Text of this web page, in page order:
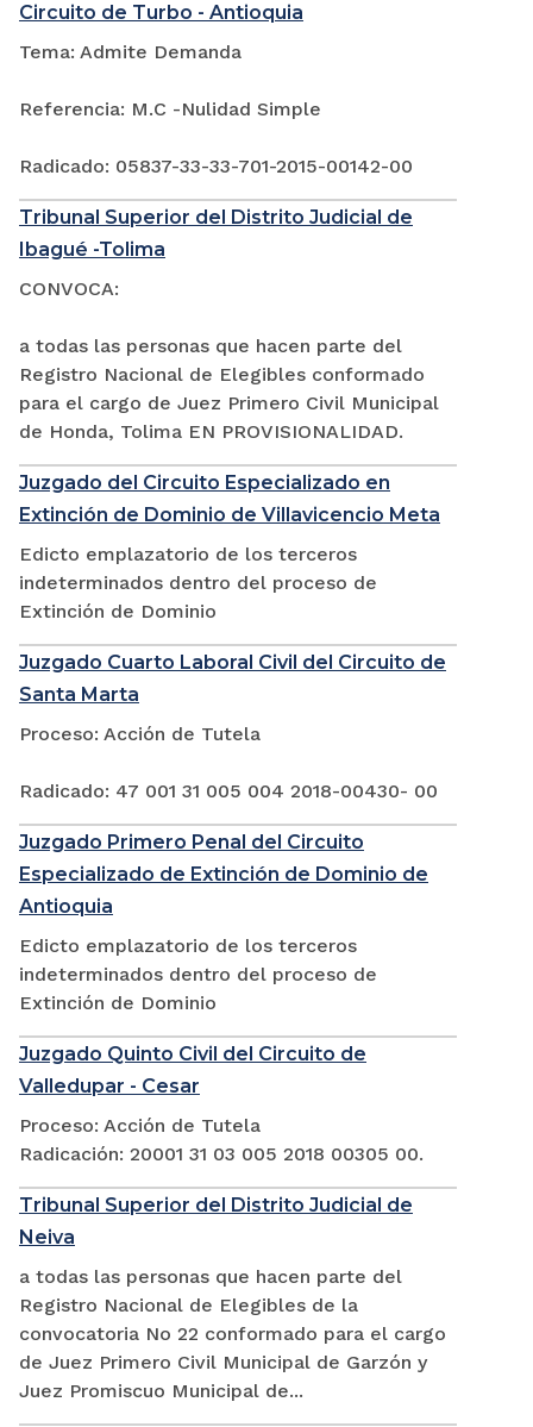
Circuito de Turbo - Antioquia
Tema: Admite Demanda
Referencia: M.C -Nulidad Simple
Radicado: 05837-33-33-701-2015-00142-00
Tribunal Superior del Distrito Judicial de
Ibagué -Tolima
CONVOCA:
a todas las personas que hacen parte del
Registro Nacional de Elegibles conformado
para el cargo de Juez Primero Civil Municipal
de Honda, Tolima EN PROVISIONALIDAD.
Juzgado del Circuito Especializado en
Extinción de Dominio de Villavicencio Meta
Edicto emplazatorio de los terceros
indeterminados dentro del proceso de
Extinción de Dominio
Juzgado Cuarto Laboral Civil del Circuito de
Santa Marta
Proceso: Acción de Tutela
Radicado: 47 001 31 005 004 2018-00430- 00
Juzgado Primero Penal del Circuito
Especializado de Extinción de Dominio de
Antioquia
Edicto emplazatorio de los terceros
indeterminados dentro del proceso de
Extinción de Dominio
Juzgado Quinto Civil del Circuito de
Valledupar - Cesar
Proceso: Acción de Tutela
Radicación: 20001 31 03 005 2018 00305 00.
Tribunal Superior del Distrito Judicial de
Neiva
a todas las personas que hacen parte del
Registro Nacional de Elegibles de la
convocatoria No 22 conformado para el cargo
de Juez Primero Civil Municipal de Garzón y
Juez Promiscuo Municipal de...